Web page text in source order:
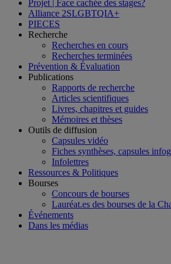
Projet | Face cachée des stages?
Alliance 2SLGBTQIA+
PIECES
Recherche
Recherches en cours
Recherches terminées
Prévention & Évaluation
Publications
Rapports de recherche
Articles scientifiques
Livres, chapitres et guides
Mémoires et thèses
Outils de diffusion
Capsules vidéo
Fiches synthèses, capsules
Infolettres
Ressources & Politiques
Bourses
Concours de bourses
Lauréat.es des bourses de la
Événements
Dans les médias